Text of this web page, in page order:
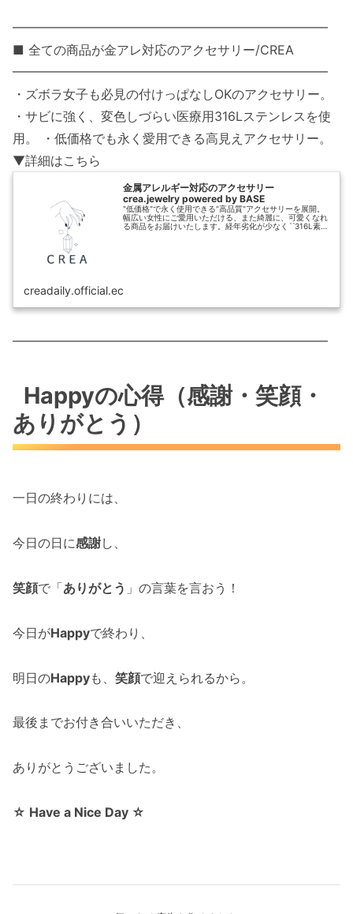
━━━━━━━━━━━━━━━━━━━━━━━━━
■ 全ての商品が金アレ対応のアクセサリー/CREA
━━━━━━━━━━━━━━━━━━━━━━━━━
・ズボラ女子も必見の付けっぱなしOKのアクセサリー。
・サビに強く、変色しづらい医療用316Lステンレスを使
用。 ・低価格でも永く愛用できる高見えアクセサリー。
▼詳細はこちら
金属アレルギー対応のアクセサリー
crea.jewelry powered by BASE
"低価格"で永く使用できる"高品質"アクセサリーを展開。
幅広い女性にご愛用いただける、また綺麗に、可愛くなれ
る商品をお届けいたします。経年劣化が少なくˋˋ316L素材
creadaily.official.ec
━━━━━━━━━━━━━━━━━━━━━━━━━
Happyの心得（感謝・笑顔・
ありがとう）
一日の終わりには、
今日の日に感謝し、
笑顔で「ありがとう 」の言葉を言おう！
今日がHappyで終わり、
明日のHappyも、 笑顔で迎えられるから。
最後までお付き合いいただき、
ありがとうございました。
☆ Have a Nice Day ☆